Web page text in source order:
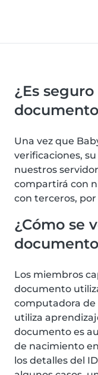
¿Es
Una vez que
verificaciones,
nuestros
compartirá con
con terceros,
¿Cómo se
Los miembros
documento
computadora de
utiliza
documento es
de nacimiento
los detalles del